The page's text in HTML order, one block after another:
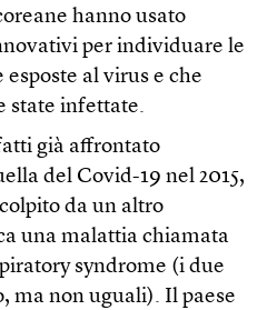
hanno usato
per individuare le
al virus e che
state infettate.
già affrontato
del Covid-19 nel 2015,
da un altro
una malattia chiamata
syndrome (i due
ma non uguali). Il paese